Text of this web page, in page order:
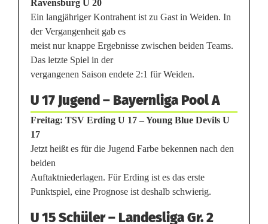
Ravensburg U 20
Ein langjähriger Kontrahent ist zu Gast in Weiden. In
der Vergangenheit gab es
meist nur knappe Ergebnisse zwischen beiden Teams.
Das letzte Spiel in der
vergangenen Saison endete 2:1 für Weiden.
U 17 Jugend – Bayernliga Pool A
Freitag: TSV Erding U 17 – Young Blue Devils U
17
Jetzt heißt es für die Jugend Farbe bekennen nach den
beiden
Auftaktniederlagen. Für Erding ist es das erste
Punktspiel, eine Prognose ist deshalb schwierig.
U 15 Schüler – Landesliga Gr. 2